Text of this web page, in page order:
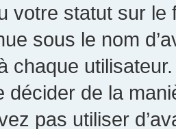
votre statut sur
sous le nom
chaque utilisateur.
décider de la
pas utiliser